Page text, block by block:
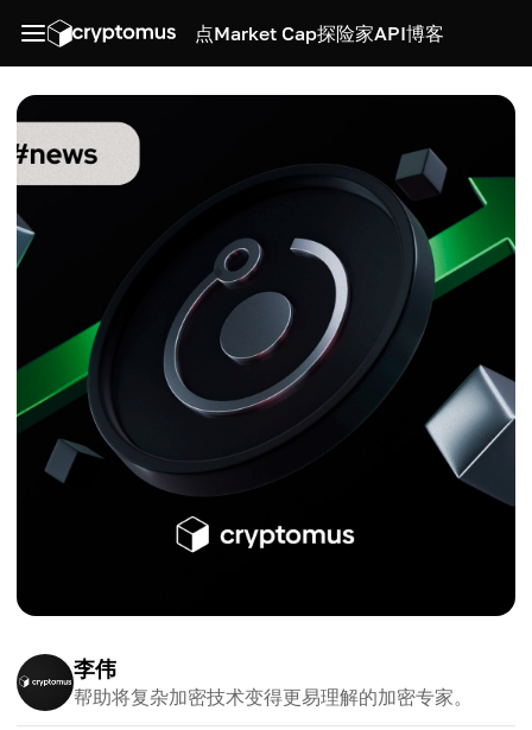
点Market Cap探险家API博客
李伟
帮助将复杂加密技术变得更易理解的加密专家。